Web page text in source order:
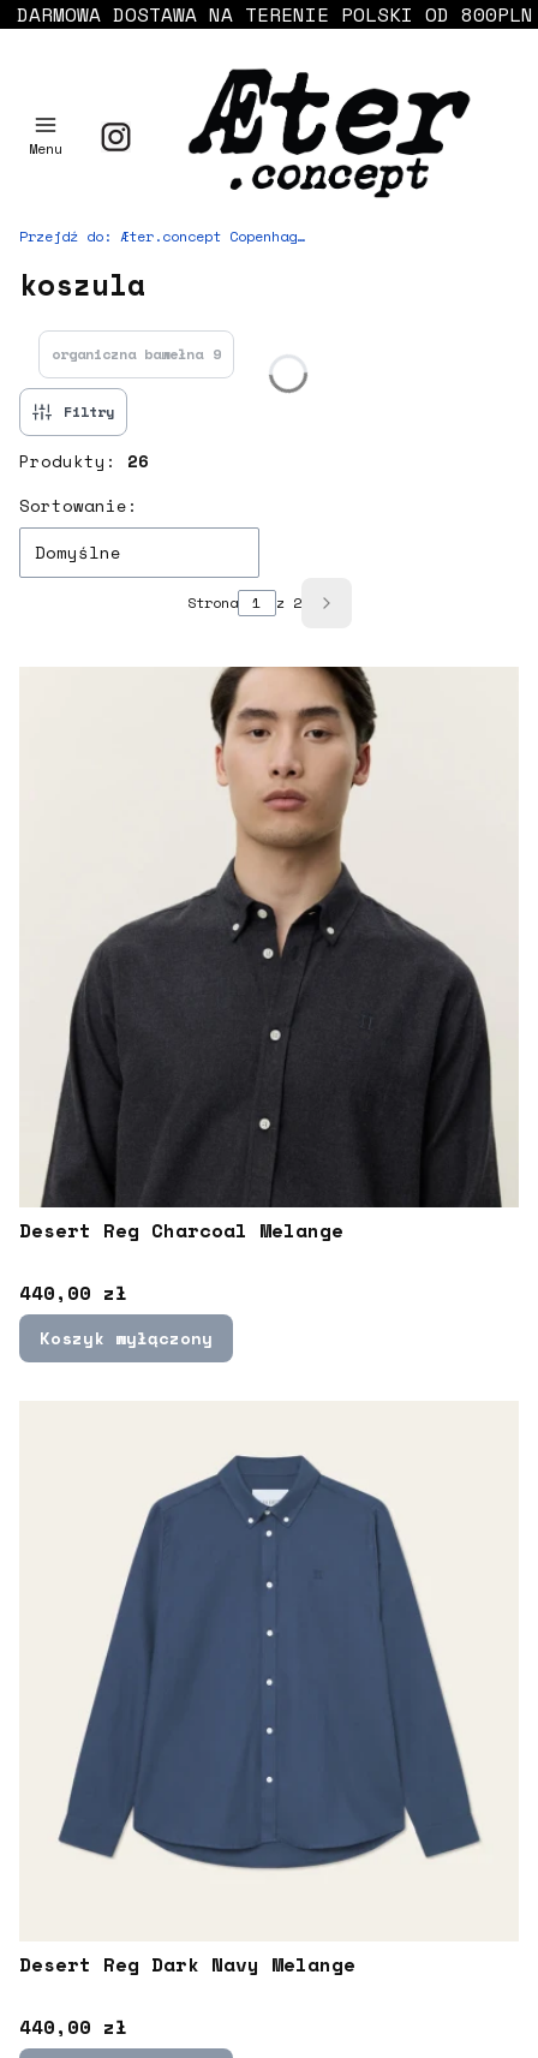
DARMOWA DOSTAWA NA TERENIE POLSKI OD 800PLN
Menu
Przejdź do: Æter.concept Copenhagen in Warsaw
koszula
organiczna bawełna 9
Filtry
Produkty: 26
Lista produktów
Sortowanie:
Domyślne
Strona z 2 Następne produkty
Desert Reg Charcoal Melange
Cena
440,00 zł
Koszyk wyłączony
Desert Reg Dark Navy Melange
Cena
440,00 zł